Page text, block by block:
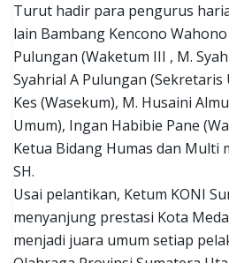
Turut hadir para pengurus
lain Bambang Kencono
Pulungan (Waketum III , M.
Syahrial A Pulungan (Sekretaris
Kes (Wasekum), M. Husaini
Umum), Ingan Habibie Pane
Ketua Bidang Humas dan Multi
SH.
Usai pelantikan, Ketum KONI
menyanjung prestasi Kota
menjadi juara umum setiap